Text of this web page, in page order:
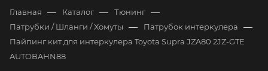
Главная — Каталог — Тюнинг —
Патрубки / Шланги / Хомуты — Патрубок интеркулера —
Пайпинг кит для интеркулера Toyota Supra JZA80 2JZ-GTE
AUTOBAHN88